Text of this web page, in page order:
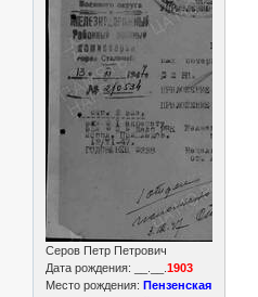
Серов Петр Петрович
Дата рождения: __.__.1903
Место рождения:Пензенская